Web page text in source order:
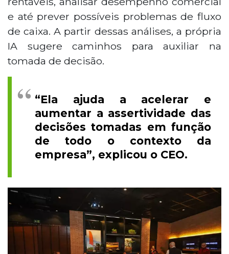
e até prever possíveis problemas de fluxo
de caixa. A partir dessas análises, a própria
IA sugere caminhos para auxiliar na
tomada de decisão.
“Ela ajuda a acelerar e
aumentar a assertividade das
decisões tomadas em função
de todo o contexto da
empresa”, explicou o CEO.